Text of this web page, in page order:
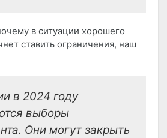
в ситуации хорошего
ставить ограничения, наш
в 2024 году
выборы
Они могут закрыть